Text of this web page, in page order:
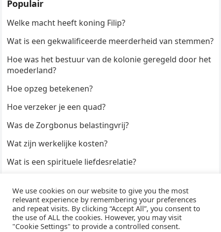
Populair
Welke macht heeft koning Filip?
Wat is een gekwalificeerde meerderheid van stemmen?
Hoe was het bestuur van de kolonie geregeld door het
moederland?
Hoe opzeg betekenen?
Hoe verzeker je een quad?
Was de Zorgbonus belastingvrij?
Wat zijn werkelijke kosten?
Wat is een spirituele liefdesrelatie?
Hoe duur zijn Keukendeurtjes?
We use cookies on our website to give you the most
relevant experience by remembering your preferences
and repeat visits. By clicking “Accept All”, you consent to
the use of ALL the cookies. However, you may visit
"Cookie Settings" to provide a controlled consent.